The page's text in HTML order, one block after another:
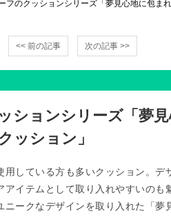
のクッションシリーズ「夢見心地に包ま
<< 前の記事 次の記事 >>
ションシリーズ「夢
ッション」
用している方も多いクッション。デ
イテムとして取り入れやすいのも
ークなデザインを取り入れた「夢